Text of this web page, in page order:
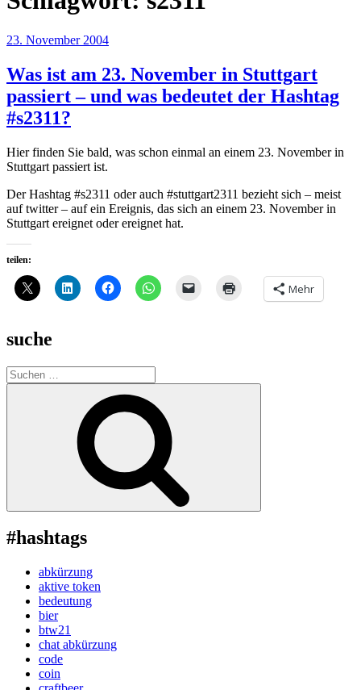
Veröffentlicht
23. November 2004
Was ist am 23. November in Stuttgart
passiert – und was bedeutet der Hashtag
#s2311?
Hier finden Sie bald, was schon einmal an einem 23. November in
Stuttgart passiert ist.
Der Hashtag #s2311 oder auch #stuttgart2311 bezieht sich – meist
auf twitter – auf ein Ereignis, das sich an einem 23. November in
Stuttgart ereignet oder ereignet hat.
teilen:
Mehr
suche
Suche
nach:
#hashtags
abkürzung
aktive token
bedeutung
bier
btw21
chat abkürzung
code
coin